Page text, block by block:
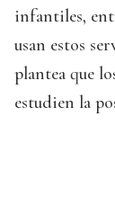
infantiles,
usan estos
plantea que
estudien la